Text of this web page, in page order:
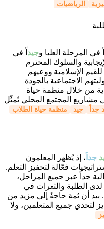
الرياضيات
في المرحلة العليا وجيد اً في
والسلوك المحترم
الإسلامية ووعيهم
الاجتماعية بالجودة
من خلال منظمة حياة
مشاريع المجتمع المحلي تُمثّل
جداً جيد منظمة حياة الطلاب
جدا ، إذ يُظهر المعلمون
فعّالة لتحفيز التعلم.
جداً عبر جميع المراحل،
الطلبة والثغرات في
بيد أن ثمة حاجةً إلى مزيد من
لتحدي جميع المتعلمين، ولا